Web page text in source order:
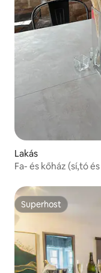
Lakás
Fa- és kőház (sí,tó
Superhost
Superhost